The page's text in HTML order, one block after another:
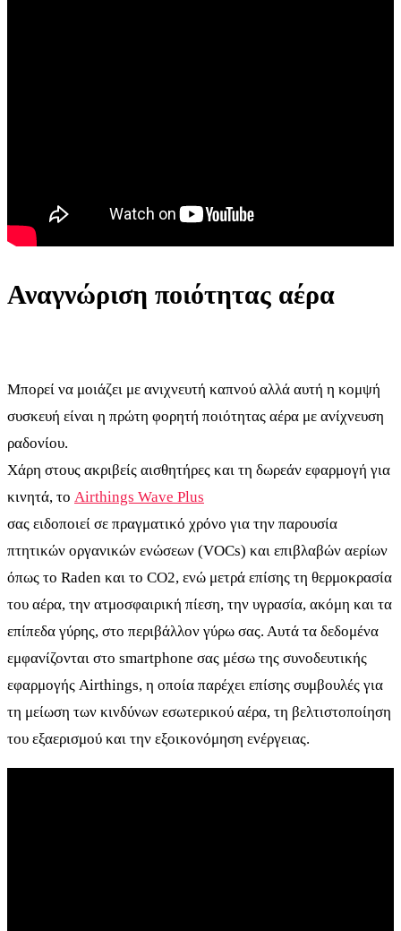
Αναγνώριση ποιότητας αέρα
Μπορεί να μοιάζει με ανιχνευτή καπνού αλλά αυτή η κομψή
συσκευή είναι η πρώτη φορητή ποιότητας αέρα με ανίχνευση
ραδονίου.
Χάρη στους ακριβείς αισθητήρες και τη δωρεάν εφαρμογή για
κινητά, το Airthings Wave Plus
σας ειδοποιεί σε πραγματικό χρόνο για την παρουσία
πτητικών οργανικών ενώσεων (VOCs) και επιβλαβών αερίων
όπως το Raden και το CO2, ενώ μετρά επίσης τη θερμοκρασία
του αέρα, την ατμοσφαιρική πίεση, την υγρασία, ακόμη και τα
επίπεδα γύρης, στο περιβάλλον γύρω σας. Αυτά τα δεδομένα
εμφανίζονται στο smartphone σας μέσω της συνοδευτικής
εφαρμογής Airthings, η οποία παρέχει επίσης συμβουλές για
τη μείωση των κινδύνων εσωτερικού αέρα, τη βελτιστοποίηση
του εξαερισμού και την εξοικονόμηση ενέργειας.